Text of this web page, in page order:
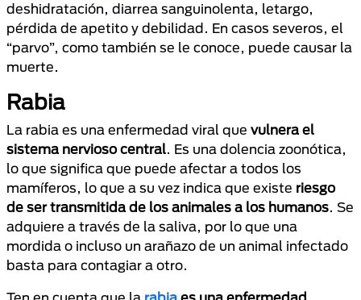
deshidratación, diarrea sanguinolenta, letargo,
pérdida de apetito y debilidad. En casos severos, el
“parvo”, como también se le conoce, puede causar la
muerte.
Rabia
La rabia es una enfermedad viral que vulnera el
sistema nervioso central. Es una dolencia zoonótica,
lo que significa que puede afectar a todos los
mamíferos, lo que a su vez indica que existe riesgo
de ser transmitida de los animales a los humanos. Se
adquiere a través de la saliva, por lo que una
mordida o incluso un arañazo de un animal infectado
basta para contagiar a otro.